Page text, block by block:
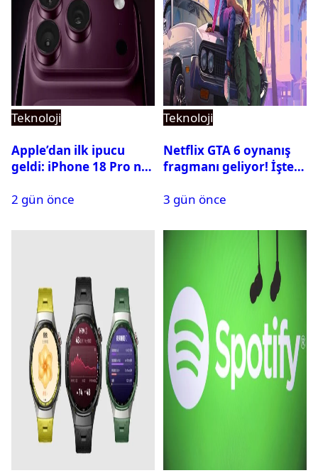
Teknoloji
Apple’dan ilk ipucu
geldi: iPhone 18 Pro ne
2 gün önce
Teknoloji
Netflix GTA 6 oynanış
fragmanı geliyor! İşte
3 gün önce